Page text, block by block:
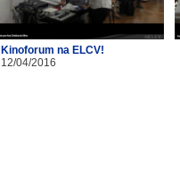
Kinoforum na ELCV!
12/04/2016